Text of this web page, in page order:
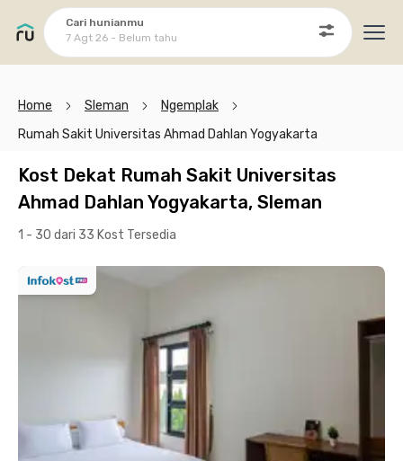
Cari hunianmu
7 Agt 26 - Belum tahu
Home Sleman
Ngemplak
Rumah Sakit Universitas Ahmad Dahlan Yogyakarta
Kost Dekat Rumah Sakit Universitas
Ahmad Dahlan Yogyakarta, Sleman
1 - 30 dari 33 Kost Tersedia